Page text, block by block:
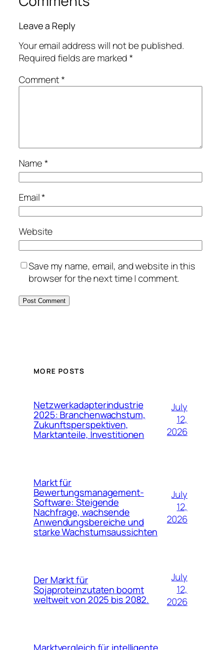
Leave a Reply
Your email address will not be published.
Required fields are marked*
Comment*
Name*
Email*
Website
Save my name, email, and website in this
browser for the next time I comment.
MORE POSTS
Netzwerkadapterindustrie
2025: Branchenwachstum,
Zukunftsperspektiven,
Marktanteile, Investitionen
July
12,
2026
Markt für
Bewertungsmanagement-
Software: Steigende
Nachfrage, wachsende
Anwendungsbereiche und
starke Wachstumsaussichten
July
12,
2026
Der Markt für
Sojaproteinzutaten boomt
weltweit von 2025 bis 2082.
July
12,
2026
Marktvergleich für intelligente